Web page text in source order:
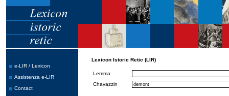
e-LIR / Lexicon
Assistenza e-LIR
Contact
Lexicon Istoric Retic (LIR)
Lemma
Chavazzin